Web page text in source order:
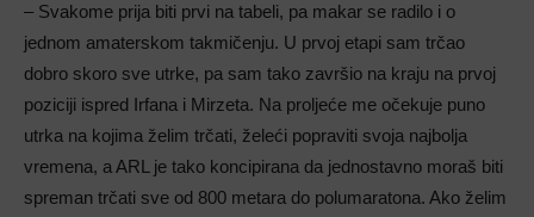
– Svakome prija biti prvi na tabeli, pa makar se radilo i o
jednom amaterskom takmičenju. U prvoj etapi sam trčao
dobro skoro sve utrke, pa sam tako završio na kraju na prvoj
poziciji ispred Irfana i Mirzeta. Na proljeće me očekuje puno
utrka na kojima želim trčati, želeći popraviti svoja najbolja
vremena, a ARL je tako koncipirana da jednostavno moraš biti
spreman trčati sve od 800 metara do polumaratona. Ako želim